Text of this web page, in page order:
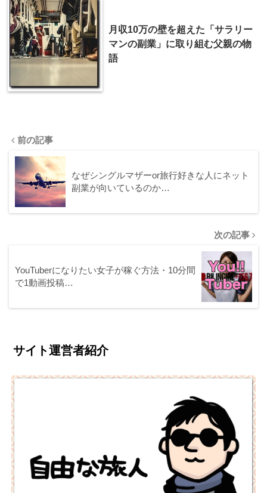
月収10万の壁を超えた「サラリー
マンの副業」に取り組む父親の物
語
前の記事
なぜシングルマザーor旅行好きな人にネット
副業が向いているのか…
次の記事
YouTuberになりたい女子が稼ぐ方法・10分間
で1動画投稿…
サイト運営者紹介